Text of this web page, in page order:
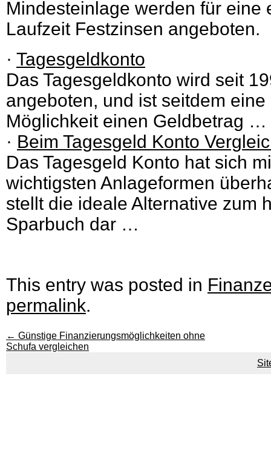
Mindesteinlage werden für eine
Laufzeit Festzinsen angeboten.
· Tagesgeldkonto
Das Tagesgeldkonto wird seit
angeboten, und ist seitdem eine
Möglichkeit einen Geldbetrag …
· Beim Tagesgeld Konto
Das Tagesgeld Konto hat sich
wichtigsten Anlageformen
stellt die ideale Alternative zum
Sparbuch dar …
This entry was posted in
permalink.
← Günstige Finanzierungsmöglichkeiten ohne
Schufa vergleichen